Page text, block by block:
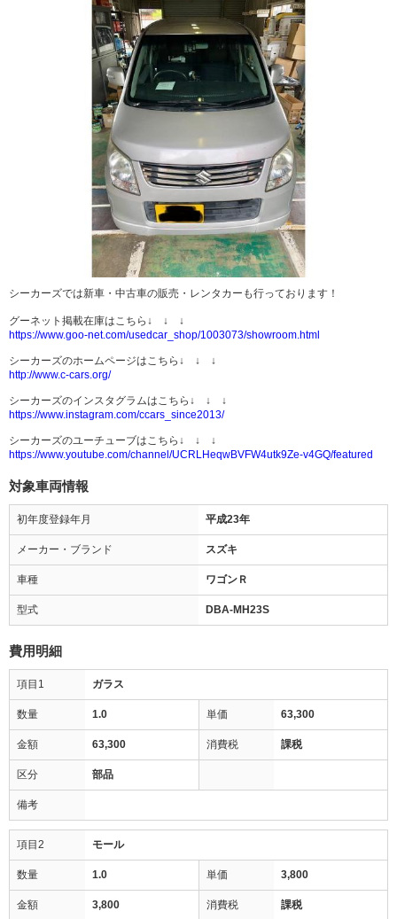
シーカーズでは新車・中古車の販売・レンタカーも行っております！
グーネット掲載在庫はこちら↓ ↓ ↓
https://www.goo-net.com/usedcar_shop/1003073/showroom.html
シーカーズのホームページはこちら↓ ↓ ↓
http://www.c-cars.org/
シーカーズのインスタグラムはこちら↓ ↓ ↓
https://www.instagram.com/ccars_since2013/
シーカーズのユーチューブはこちら↓ ↓ ↓
https://www.youtube.com/channel/UCRLHeqwBVFW4utk9Ze-v4GQ/featured
対象車両情報
初年度登録年月 平成23年
メーカー・ブランド スズキ
車種 ワゴンＲ
型式 DBA-MH23S
費用明細
項目1 ガラス
数量 1.0 単価 63,300
金額 63,300 消費税 課税
区分 部品
備考
項目2 モール
数量 1.0 単価 3,800
金額 3,800 消費税 課税